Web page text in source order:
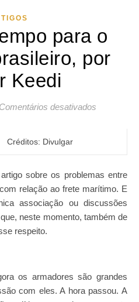
para o
por
Keedi
Comentários desativados
Créditos: Divulgar
sobre os problemas entre
relação ao frete marítimo. E
associação ou discussões
neste momento, também de
respeito.
os armadores são grandes
com eles. A hora passou. A